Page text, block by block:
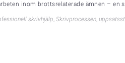
inom brottsrelaterade ämnen –
skrivhjälp, Skrivprocessen,